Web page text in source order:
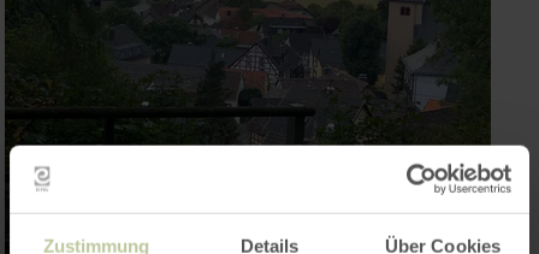
Zustimmung Details Über Cookies